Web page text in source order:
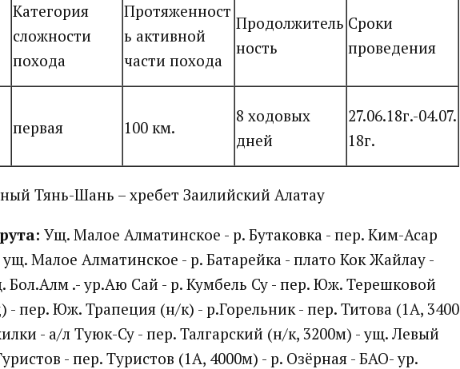
Категория
сложности
похода
Протяженност
ь активной
части похода
Продолжитель
ность
Сроки
проведения
первая 100 км.
8 ходовых
дней
27.06.18г.-04.07.
18г.
Тянь-Шань – хребет Заилийский Алатау
Ущ. Малое Алматинское - р. Бутаковка - пер. Ким-Асар
Малое Алматинское - р. Батарейка - плато Кок Жайлау -
Бол.Алм .- ур.Аю Сай - р. Кумбель Су - пер. Юж. Терешковой
- пер. Юж. Трапеция (н/к) - р.Горельник - пер. Титова (1А, 3400
- а/л Туюк-Су - пер. Талгарский (н/к, 3200м) - ущ. Левый
- пер. Туристов (1А, 4000м) - р. Озёрная - БАО- ур.